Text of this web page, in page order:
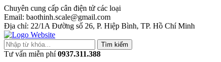
Chuyên cung cấp cân điện tử các loại
Email: baothinh.scale@gmail.com
Địa chỉ: 22/1A Đường số 26, P. Hiệp Bình, TP. Hồ Chí Minh
Tìm kiếm
Tư vấn miễn phí 0937.311.388